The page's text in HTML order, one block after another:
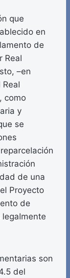
que
en
de
Real
–en
como
y
se
de una
Proyecto
de
son
del